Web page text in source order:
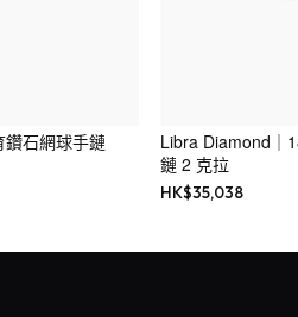
石網球手鏈
Libra Diamond｜
鏈 2 克拉
HK$35,038